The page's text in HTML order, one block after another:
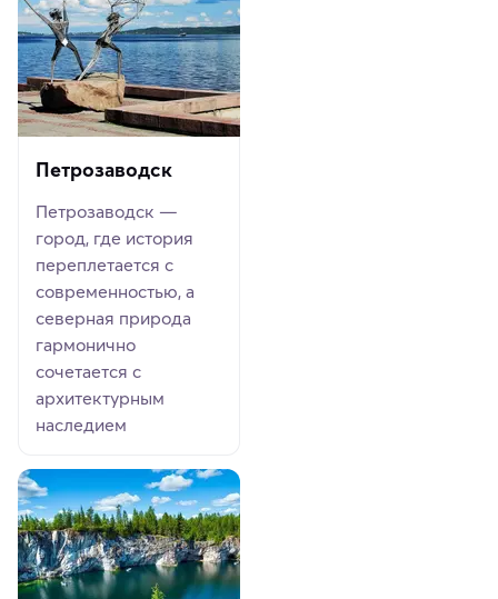
Петрозаводск
Петрозаводск —
город, где история
переплетается с
современностью, а
северная природа
гармонично
сочетается с
архитектурным
наследием